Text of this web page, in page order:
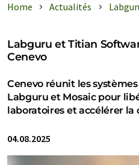
Home Actualités
Labguru et Titian
Cenevo
Cenevo réunit les
Labguru et Mosaic pour
laboratoires et accélérer
04.08.2025